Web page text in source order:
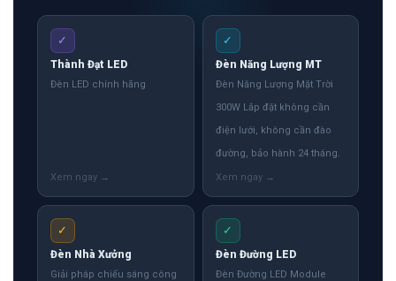
✓
Thành Đạt LED
Đèn LED chính hãng
✓
Đèn Năng Lượng MT
Đèn Năng Lượng Mặt Trời
300W Lắp đặt không cần
điện lưới, không cần đào
đường, bảo hành 24 tháng.
✓
Đèn Nhà Xưởng
Giải pháp chiếu sáng công
✓
Đèn Đường LED
Đèn Đường LED Module